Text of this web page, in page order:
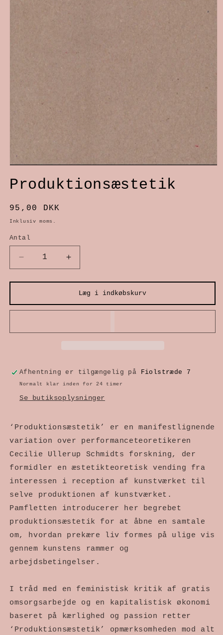
mediet
i
modus
Produktionsæstetik
Normalpris
95,00 DKK
Inklusiv moms.
Antal
antallet
Produktionsæstetik
antallet
for
Produktionsæstetik
Læg i indkøbskurv
Afhentning er tilgængelig på Fiolstræde 7
Normalt klar inden for 24 timer
Se butiksoplysninger
‘Produktionsæstetik’ er en manifestlignende
variation over performanceteoretikeren
Cecilie Ullerup Schmidts forskning, der
formidler en æstetikteoretisk vending fra
interessen i reception af kunstværket til
selve produktionen af kunstværket.
Pamfletten introducerer her begrebet
produktionsæstetik for at åbne en samtale
om, hvordan prekære liv formes på ulige vis
gennem kunstens rammer og
arbejdsbetingelser.
I tråd med en feministisk kritik af gratis
omsorgsarbejde og en kapitalistisk økonomi
baseret på kærlighed og passion retter
‘Produktionsæstetik’ opmærksomheden mod alt